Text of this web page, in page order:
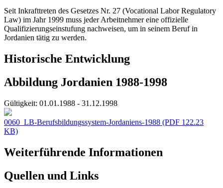
Seit Inkrafttreten des Gesetzes Nr. 27 (Vocational Labor Regulatory
Law) im Jahr 1999 muss jeder Arbeitnehmer eine offizielle
Qualifizierungseinstufung nachweisen, um in seinem Beruf in
Jordanien tätig zu werden.
Historische Entwicklung
Abbildung Jordanien 1988-1998
Gültigkeit: 01.01.1988 - 31.12.1998
0060_LB-Berufsbildungssystem-Jordaniens-1988 (PDF 122.23
KB)
Weiterführende Informationen
Quellen und Links